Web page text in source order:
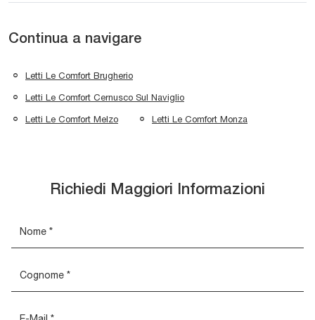
Continua a navigare
Letti Le Comfort Brugherio
Letti Le Comfort Cernusco Sul Naviglio
Letti Le Comfort Melzo Letti Le Comfort Monza
Richiedi Maggiori Informazioni